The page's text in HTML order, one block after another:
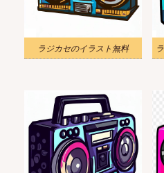
ラジカセのイラスト無料